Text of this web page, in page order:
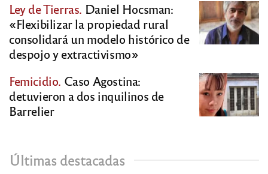
Ley de Tierras. Daniel Hocsman:
«Flexibilizar la propiedad rural
consolidará un modelo histórico de
despojo y extractivismo»
Femicidio. Caso Agostina:
detuvieron a dos inquilinos de
Barrelier
Últimas destacadas